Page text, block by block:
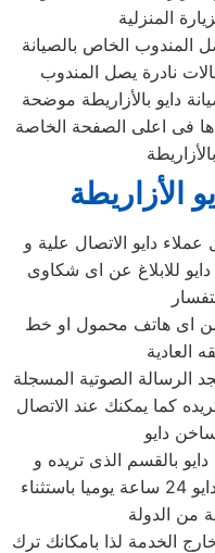
المنزلية
المندوب الخاص بالصيانة
صيانة دايو بالأزاريطة موضحة
فى اعلى الصفحة الخاصة
الأزاريطة
دايو الاتصال علية و
للابلاغ عن اى شكاوى
من اى هاتف محمول او خط
العادية
الرسالة الصوتية المسجلة
كما يمكنك عند الاتصال
دايو
بالقسم الذى تريده و
مواعيد الاتصال على الخط الساخن دايو 24 ساعة يوميا باستثناء
من الدولة
الخدمة لذا بامكانك ترك